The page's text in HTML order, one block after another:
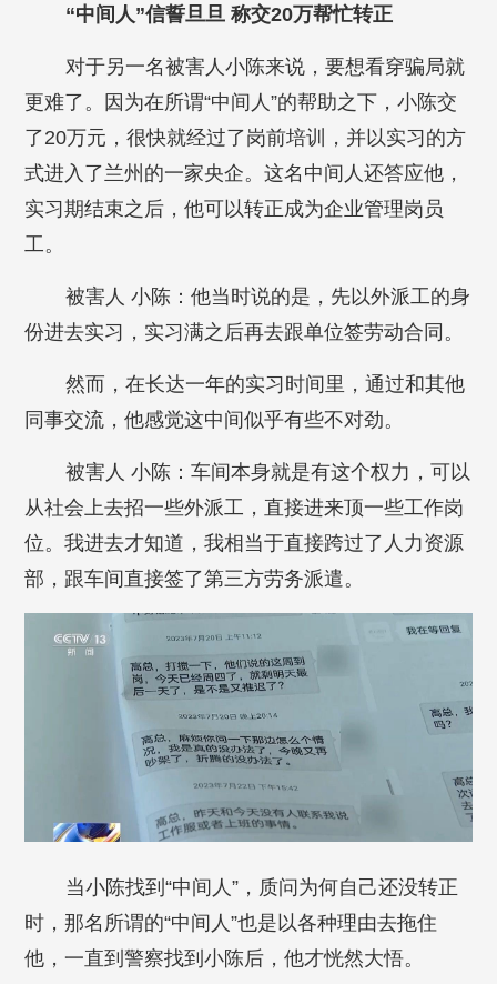
“中间人”信誓旦旦 称交20万帮忙转正
对于另一名被害人小陈来说，要想看穿骗局就
更难了。因为在所谓“中间人”的帮助之下，小陈交
了20万元，很快就经过了岗前培训，并以实习的方
式进入了兰州的一家央企。这名中间人还答应他，
实习期结束之后，他可以转正成为企业管理岗员
工。
被害人 小陈：他当时说的是，先以外派工的身
份进去实习，实习满之后再去跟单位签劳动合同。
然而，在长达一年的实习时间里，通过和其他
同事交流，他感觉这中间似乎有些不对劲。
被害人 小陈：车间本身就是有这个权力，可以
从社会上去招一些外派工，直接进来顶一些工作岗
位。我进去才知道，我相当于直接跨过了人力资源
部，跟车间直接签了第三方劳务派遣。
当小陈找到“中间人”，质问为何自己还没转正
时，那名所谓的“中间人”也是以各种理由去拖住
他，一直到警察找到小陈后，他才恍然大悟。